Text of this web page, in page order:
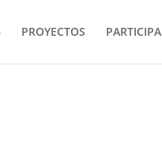
PROYECTOS PARTICIPA